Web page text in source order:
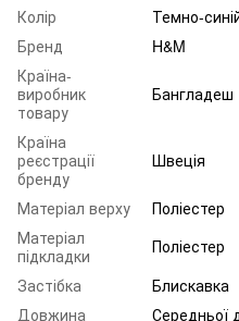
Колір
Темно-
Бренд
H&M
Країна-
виробник
товару
Бангладеш
Країна
реєстрації
бренду
Швеція
Матеріал верху
Поліестер
Матеріал
підкладки
Поліестер
Застібка
Блискавка
Довжина
Середньої